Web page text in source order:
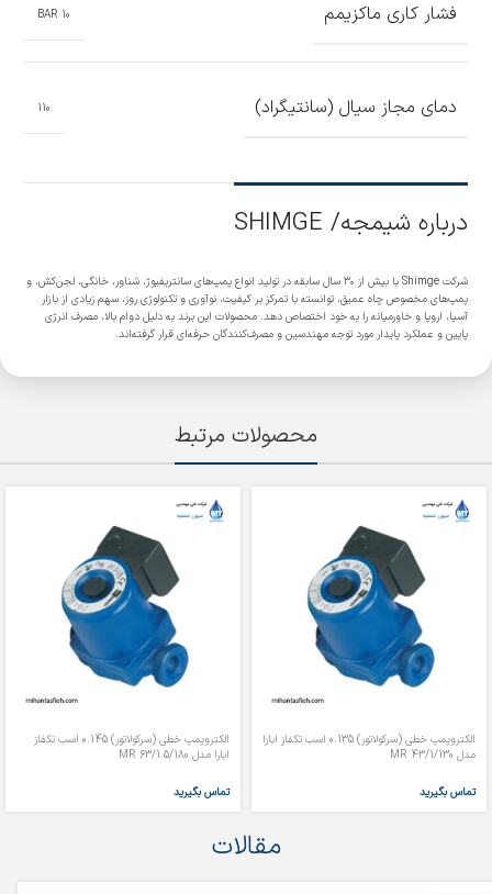
فشار کاری ماکزیمم 10 BAR
دمای مجاز سیال (سانتیگراد) 110
درباره شیمجه/ SHIMGE
شرکت Shimge با بیش از ۳۰ سال سابقه در تولید انواع پمپ‌های سانتریفیوژ، شناور، خانگی، لجن‌کش، و
پمپ‌های مخصوص چاه عمیق، توانسته با تمرکز بر کیفیت، نوآوری و تکنولوژی روز، سهم زیادی از بازار
آسیا، اروپا و خاورمیانه را به خود اختصاص دهد. محصولات این برند به دلیل دوام بالا، مصرف انرژی
پایین و عملکرد پایدار مورد توجه مهندسین و مصرف‌کنندگان حرفه‌ای قرار گرفته‌اند.
محصولات مرتبط
الکتروپمپ خطی (سرکولاتور) 0.135 اسب تکفاز ابارا
مدل MR 43/1/130
تماس بگیرید
الکتروپمپ خطی (سرکولاتور) 0.145 اسب تکفاز
ابارا مدل MR 63/1.5/180
تماس بگیرید
مقالات